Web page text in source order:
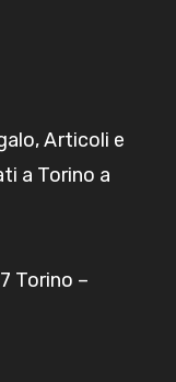
Articoli e
a Torino a
Torino –